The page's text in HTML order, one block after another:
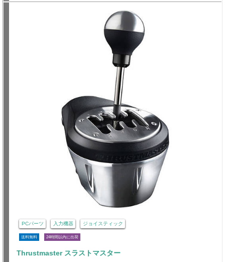
PCパーツ 入力機器 ジョイスティック
送料無料 24時間以内に出荷
Thrustmaster スラストマスター